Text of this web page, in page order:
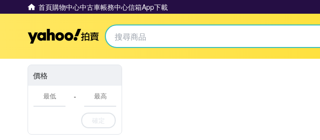
首頁購物中心中古車帳務中心信箱App下載
Yahoo拍賣
價格
-
確定